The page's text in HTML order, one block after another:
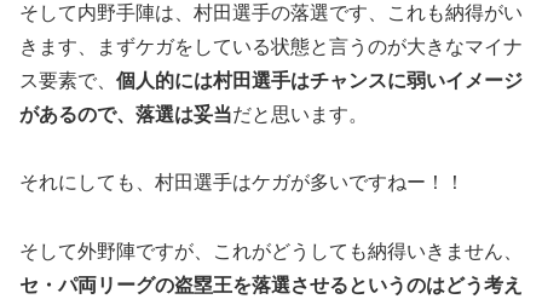
そして内野手陣は、村田選手の落選です、これも納得がい
きます、まずケガをしている状態と言うのが大きなマイナ
ス要素で、 個人的には村田選手はチャンスに弱いイメージ
があるので、落選は妥当だと思います。
それにしても、村田選手はケガが多いですねー！！
そして外野陣ですが、これがどうしても納得いきません、
セ・パ両リーグの盗塁王を落選させるというのはどう考え